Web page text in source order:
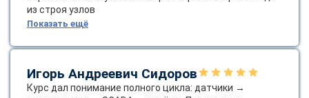
из строя узлов
Показать ещё
Игорь Андреевич Сидоров
Курс дал понимание полного цикла: датчики →